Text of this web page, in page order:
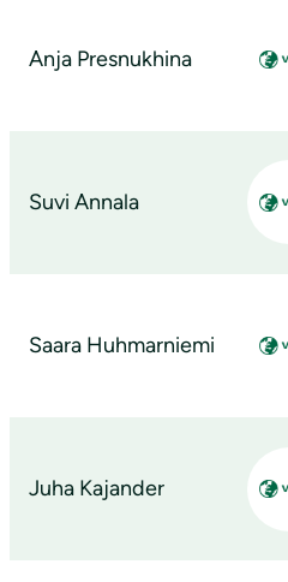
Anja Presnukhina
Suvi Annala
Saara Huhmarniemi
Juha Kajander